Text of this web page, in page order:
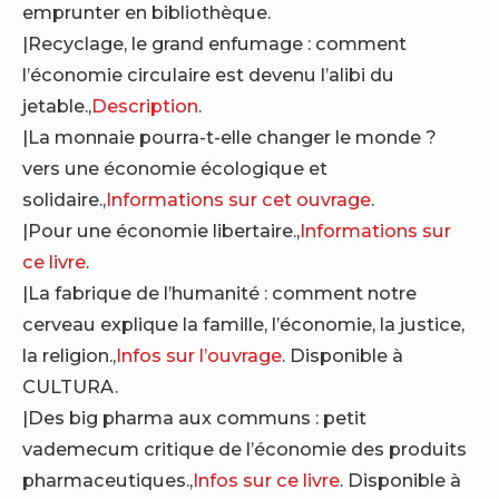
emprunter en bibliothèque.
|Recyclage, le grand enfumage : comment
l’économie circulaire est devenu l’alibi du
jetable.,Description.
|La monnaie pourra-t-elle changer le monde ?
vers une économie écologique et
solidaire.,Informations sur cet ouvrage.
|Pour une économie libertaire.,Informations sur
ce livre.
|La fabrique de l’humanité : comment notre
cerveau explique la famille, l’économie, la justice,
la religion.,Infos sur l’ouvrage. Disponible à
CULTURA.
|Des big pharma aux communs : petit
vademecum critique de l’économie des produits
pharmaceutiques.,Infos sur ce livre. Disponible à